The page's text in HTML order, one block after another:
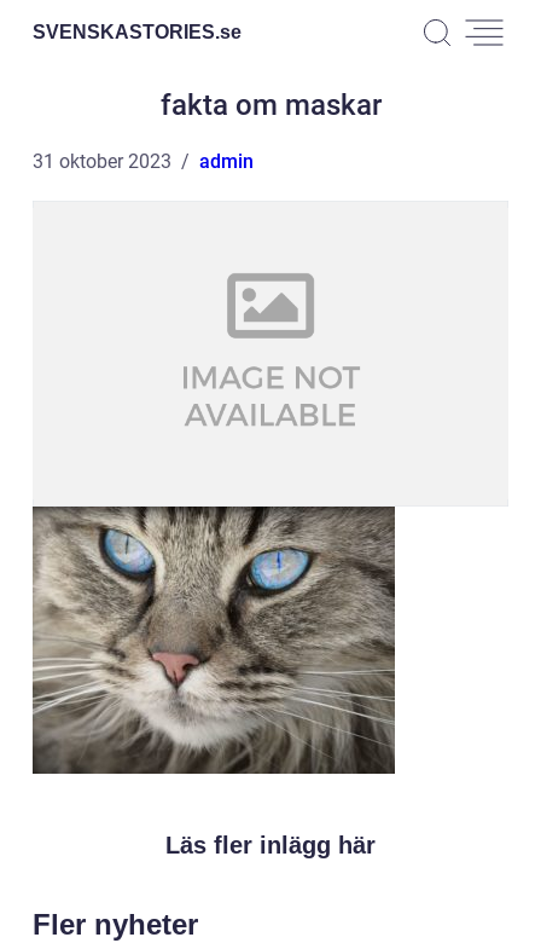
SVENSKASTORIES.se
fakta om maskar
31 oktober 2023 admin
Läs fler inlägg här
Fler nyheter